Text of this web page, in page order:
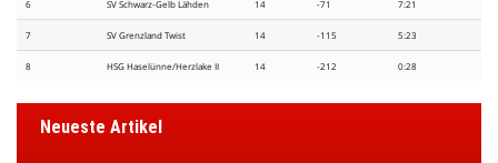
6 SV Schwarz-Gelb Lähden 14 -71 7:21
7 SV Grenzland Twist 14 -115 5:23
8 HSG Haselünne/Herzlake II 14 -212 0:28
Neueste Artikel